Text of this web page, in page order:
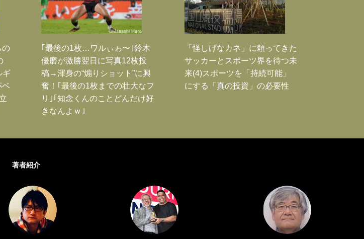
の
ギ
ベ
｢最後の1枚…ワルぃゎ〜｣鈴木
優磨が激勝翌日に写真12枚投
稿→渾身の“煽りショット”に興
奮！｢最後の1枚までの壮大なフ
リ｣｢知念くんのことどんだけ好
きなんよｗ｣
「怪しげなカネ」に頼ってきた
サッカーとスポーツ界を待つ未
来(4)スポーツを「持続可能」
にする「真の投資」の必要性
著者紹介